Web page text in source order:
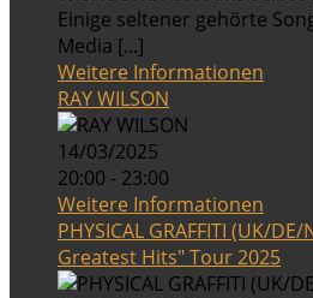
Einige seltener gehörte
Media [...]
Weitere Informationen
RAY WILSON
14/03/2025
20:00 - 23:00
Weitere Informationen
PHYSICAL GRAFFITI (UK/
Greatest Hits" Tour 2025